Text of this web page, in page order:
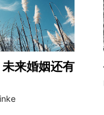
来婚姻还有